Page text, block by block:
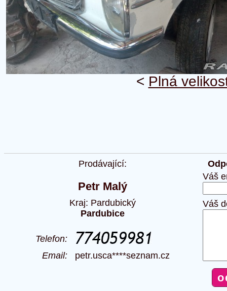
< Plná
Prodávající:
Petr Malý
Kraj: Pardubický
Pardubice
Telefon:
Email: petr.usca****seznam.cz
Váš
Váš